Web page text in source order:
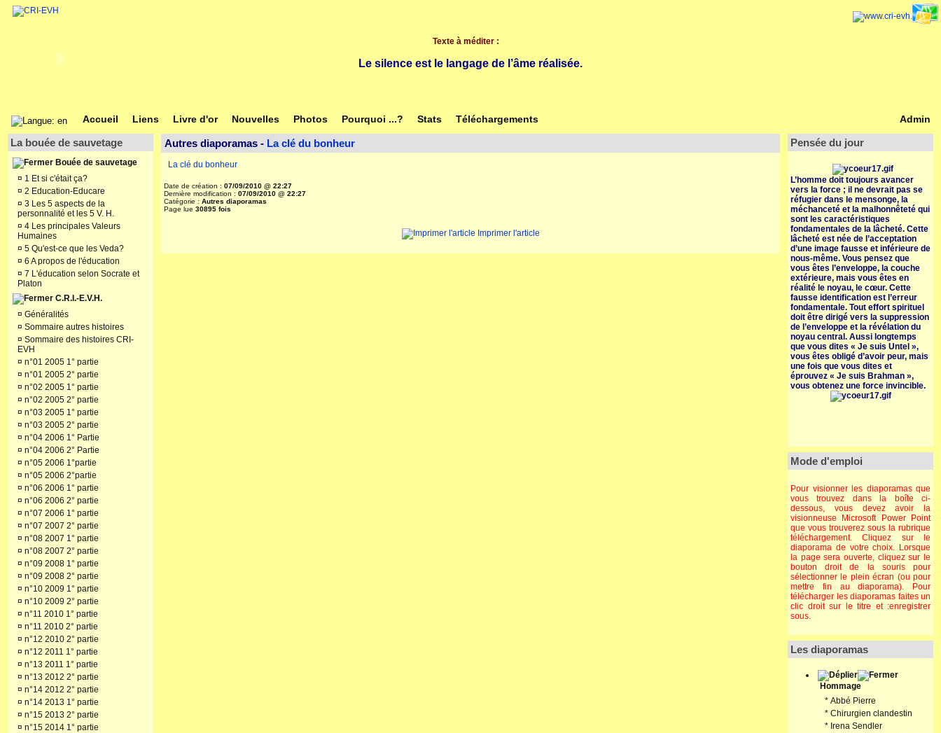
Texte à méditer :
Le silence est le langage de l’âme réalisée.
Admin
Accueil Liens Livre d'or Nouvelles Photos Pourquoi ...? Stats Téléchargements
La bouée de sauvetage
Bouée de sauvetage
¤ 1 Et si c'était ça?
¤ 2 Education-Educare
¤ 3 Les 5 aspects de la
personnalité et les 5 V. H.
¤ 4 Les principales Valeurs
Humaines
¤ 5 Qu'est-ce que les Veda?
¤ 6 A propos de l'éducation
¤ 7 L'éducation selon Socrate et
Platon
C.R.I.-E.V.H.
¤ Généralités
¤ Sommaire autres histoires
¤ Sommaire des histoires CRI-
EVH
¤ n°01 2005 1° partie
¤ n°01 2005 2° partie
¤ n°02 2005 1° partie
¤ n°02 2005 2° partie
¤ n°03 2005 1° partie
¤ n°03 2005 2° partie
¤ n°04 2006 1° Partie
¤ n°04 2006 2° Partie
¤ n°05 2006 1°partie
¤ n°05 2006 2°partie
¤ n°06 2006 1° partie
¤ n°06 2006 2° partie
¤ n°07 2006 1° partie
¤ n°07 2007 2° partie
¤ n°08 2007 1° partie
¤ n°08 2007 2° partie
¤ n°09 2008 1° partie
¤ n°09 2008 2° partie
¤ n°10 2009 1° partie
¤ n°10 2009 2° partie
¤ n°11 2010 1° partie
¤ n°11 2010 2° partie
¤ n°12 2010 2° partie
¤ n°12 2011 1° partie
¤ n°13 2011 1° partie
¤ n°13 2012 2° partie
¤ n°14 2012 2° partie
¤ n°14 2013 1° partie
¤ n°15 2013 2° partie
¤ n°15 2014 1° partie
Autres diaporamas - La clé du bonheur
La clé du bonheur
Date de création : 07/09/2010 @ 22:27
Dernière modification : 07/09/2010 @ 22:27
Catégorie : Autres diaporamas
Page lue 30895 fois
Imprimer l'article
Pensée du jour
L’homme doit toujours avancer
vers la force ; il ne devrait pas se
réfugier dans le mensonge, la
méchanceté et la malhonnêteté qui
sont les caractéristiques
fondamentales de la lâcheté. Cette
lâcheté est née de l’acceptation
d’une image fausse et inférieure de
nous-même. Vous pensez que
vous êtes l’enveloppe, la couche
extérieure, mais vous êtes en
réalité le noyau, le cœur. Cette
fausse identification est l’erreur
fondamentale. Tout effort spirituel
doit être dirigé vers la suppression
de l’enveloppe et la révélation du
noyau central. Aussi longtemps
que vous dites « Je suis Untel »,
vous êtes obligé d’avoir peur, mais
une fois que vous dites et
éprouvez « Je suis Brahman »,
vous obtenez une force invincible.
Mode d'emploi
Pour visionner les diaporamas que
vous trouvez dans la boîte ci-
dessous, vous devez avoir la
visionneuse Microsoft Power Point
que vous trouverez sous la rubrique
téléchargement. Cliquez sur le
diaporama de votre choix. Lorsque
la page sera ouverte, cliquez sur le
bouton droit de la souris pour
sélectionner le plein écran (ou pour
mettre fin au diaporama). Pour
télécharger les diaporamas faites un
clic droit sur le titre et :enregistrer
sous.
Les diaporamas
Hommage
* Abbé Pierre
* Chirurgien clandestin
* Irena Sendler